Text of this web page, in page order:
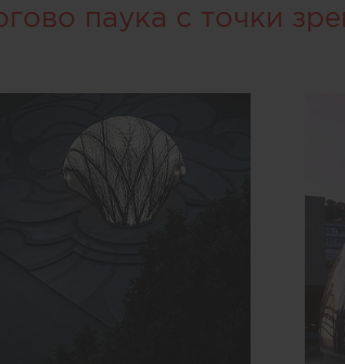
паука с точки